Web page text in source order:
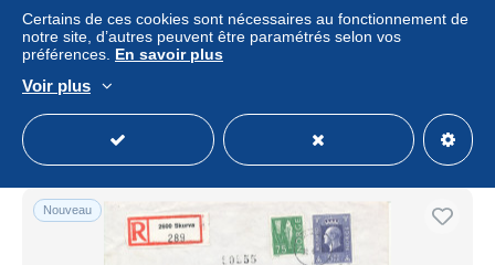
Norway registered cover sent to Denmark Lillesand 22-12-
1977
Particulier
Nouveau
Certains de ces cookies sont nécessaires au fonctionnement de
notre site, d’autres peuvent être paramétrés selon vos
préférences. En savoir plus
Voir plus